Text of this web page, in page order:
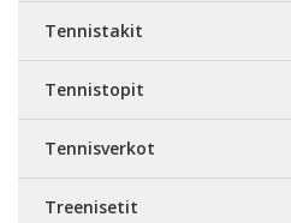
Tennistakit
Tennistopit
Tennisverkot
Treenisetit